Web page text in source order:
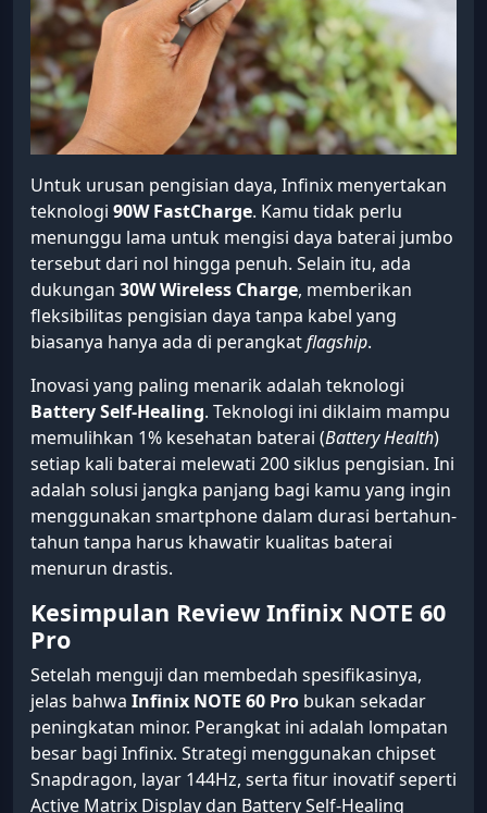
Untuk urusan pengisian daya, Infinix menyertakan
teknologi 90W FastCharge. Kamu tidak perlu
menunggu lama untuk mengisi daya baterai jumbo
tersebut dari nol hingga penuh. Selain itu, ada
dukungan 30W Wireless Charge, memberikan
fleksibilitas pengisian daya tanpa kabel yang
biasanya hanya ada di perangkatflagship.
Inovasi yang paling menarik adalah teknologi
Battery Self-Healing. Teknologi ini diklaim mampu
memulihkan 1% kesehatan baterai (Battery Health)
setiap kali baterai melewati 200 siklus pengisian. Ini
adalah solusi jangka panjang bagi kamu yang ingin
menggunakan smartphone dalam durasi bertahun-
tahun tanpa harus khawatir kualitas baterai
menurun drastis.
Kesimpulan Review Infinix NOTE 60
Pro
Setelah menguji dan membedah spesifikasinya,
jelas bahwa Infinix NOTE 60 Pro bukan sekadar
peningkatan minor. Perangkat ini adalah lompatan
besar bagi Infinix. Strategi menggunakan chipset
Snapdragon, layar 144Hz, serta fitur inovatif seperti
Active Matrix Display dan Battery Self-Healing